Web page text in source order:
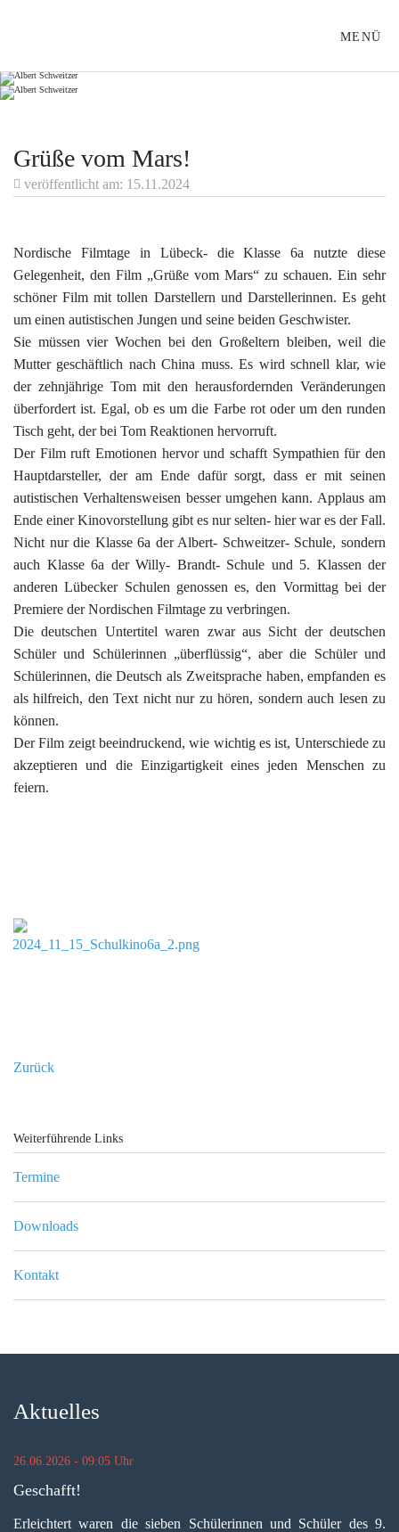
MENÜ
Grüße vom Mars!
veröffentlicht am: 15.11.2024
Nordische Filmtage in Lübeck- die Klasse 6a nutzte diese
Gelegenheit, den Film „Grüße vom Mars“ zu schauen. Ein sehr
schöner Film mit tollen Darstellern und Darstellerinnen. Es geht
um einen autistischen Jungen und seine beiden Geschwister.
Sie müssen vier Wochen bei den Großeltern bleiben, weil die
Mutter geschäftlich nach China muss. Es wird schnell klar, wie
der zehnjährige Tom mit den herausfordernden Veränderungen
überfordert ist. Egal, ob es um die Farbe rot oder um den runden
Tisch geht, der bei Tom Reaktionen hervorruft.
Der Film ruft Emotionen hervor und schafft Sympathien für den
Hauptdarsteller, der am Ende dafür sorgt, dass er mit seinen
autistischen Verhaltensweisen besser umgehen kann. Applaus am
Ende einer Kinovorstellung gibt es nur selten- hier war es der Fall.
Nicht nur die Klasse 6a der Albert- Schweitzer- Schule, sondern
auch Klasse 6a der Willy- Brandt- Schule und 5. Klassen der
anderen Lübecker Schulen genossen es, den Vormittag bei der
Premiere der Nordischen Filmtage zu verbringen.
Die deutschen Untertitel waren zwar aus Sicht der deutschen
Schüler und Schülerinnen „überflüssig“, aber die Schüler und
Schülerinnen, die Deutsch als Zweitsprache haben, empfanden es
als hilfreich, den Text nicht nur zu hören, sondern auch lesen zu
können.
Der Film zeigt beeindruckend, wie wichtig es ist, Unterschiede zu
akzeptieren und die Einzigartigkeit eines jeden Menschen zu
feiern.
Zurück
Weiterführende Links
Termine
Downloads
Kontakt
Aktuelles
26.06.2026 - 09:05 Uhr
Geschafft!
Erleichtert waren die sieben Schülerinnen und Schüler des 9.